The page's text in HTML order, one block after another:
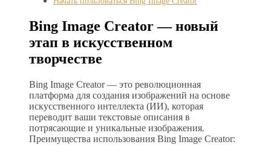
Bing Image Creator — новый
этап в искусственном
творчестве
Bing Image Creator — это революционная
платформа для создания изображений на основе
искусственного интеллекта (ИИ), которая
переводит ваши текстовые описания в
потрясающие и уникальные изображения.
Преимущества использования Bing Image Creator: